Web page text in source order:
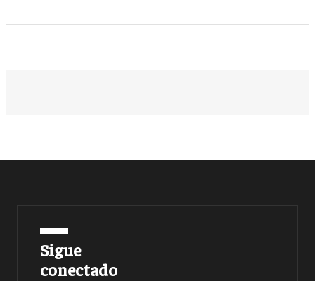
Sigue
conectado